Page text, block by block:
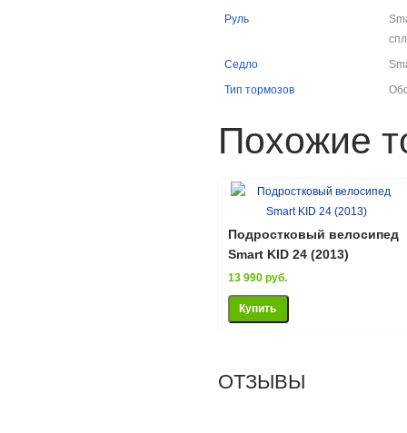
Руль
Седло
Тип тормозов
Похожие
Подростковый велосипед
Smart KID 24 (2013)
13 990 руб.
ОТЗЫВЫ